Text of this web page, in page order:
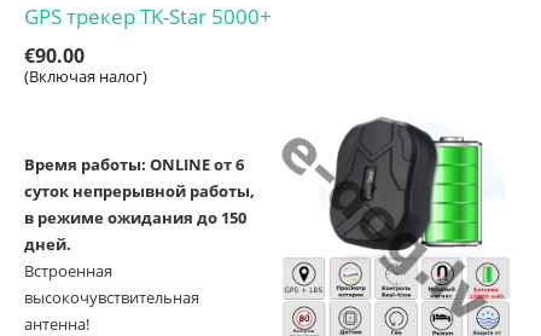
GPS трекер TK-Star 5000+
€90.00
(Включая налог)
Время работы: ONLINE от 6
суток непрерывной работы,
в режиме ожидания до 150
дней.
Встроенная
высокочувствительная
антенна!